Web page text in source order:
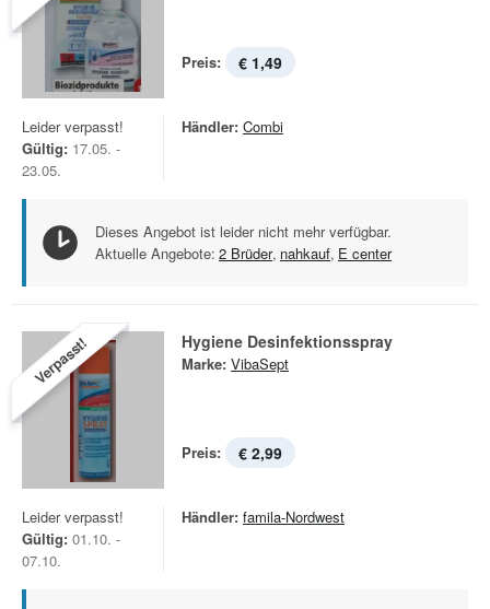
Preis: € 1,49
Leider verpasst!
Gültig: 17.05. -
23.05.
Händler: Combi
Dieses Angebot ist leider nicht mehr verfügbar.
Aktuelle Angebote: 2 Brüder, nahkauf, E center
Verpasst! Hygiene Desinfektionsspray
Marke: VibaSept
Preis: € 2,99
Leider verpasst!
Gültig: 01.10. -
07.10.
Händler: famila-Nordwest